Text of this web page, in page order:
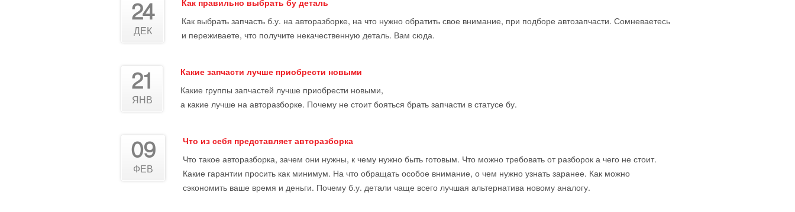
24
ДЕК
Как правильно выбрать бу деталь
Как выбрать запчасть б.у. на авторазборке, на что нужно обратить свое внимание, при подборе автозапчасти. Сомневаетесь
и переживаете, что получите некачественную деталь. Вам сюда.
21
ЯНВ
Какие запчасти лучше приобрести новыми
Какие группы запчастей лучше приобрести новыми,
а какие лучше на авторазборке. Почему не стоит бояться брать запчасти в статусе бу.
09
ФЕВ
Что из себя представляет авторазборка
Что такое авторазборка, зачем они нужны, к чему нужно быть готовым. Что можно требовать от разборок а чего не стоит.
Какие гарантии просить как минимум. На что обращать особое внимание, о чем нужно узнать заранее. Как можно
сэкономить ваше время и деньги. Почему б.у. детали чаще всего лучшая альтернатива новому аналогу.